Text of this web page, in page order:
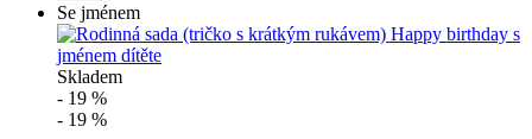
Se jménem
Skladem
- 19 %
- 19 %